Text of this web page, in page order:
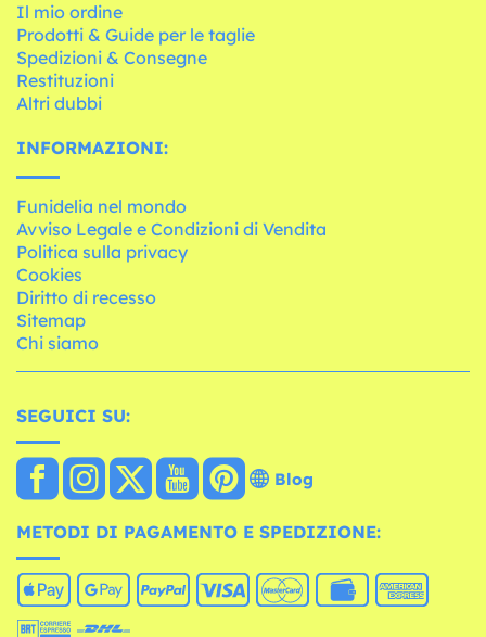
Il mio ordine
Prodotti & Guide per le taglie
Spedizioni & Consegne
Restituzioni
Altri dubbi
INFORMAZIONI:
Funidelia nel mondo
Avviso Legale e Condizioni di Vendita
Politica sulla privacy
Cookies
Diritto di recesso
Sitemap
Chi siamo
SEGUICI SU:
Blog
METODI DI PAGAMENTO E SPEDIZIONE: